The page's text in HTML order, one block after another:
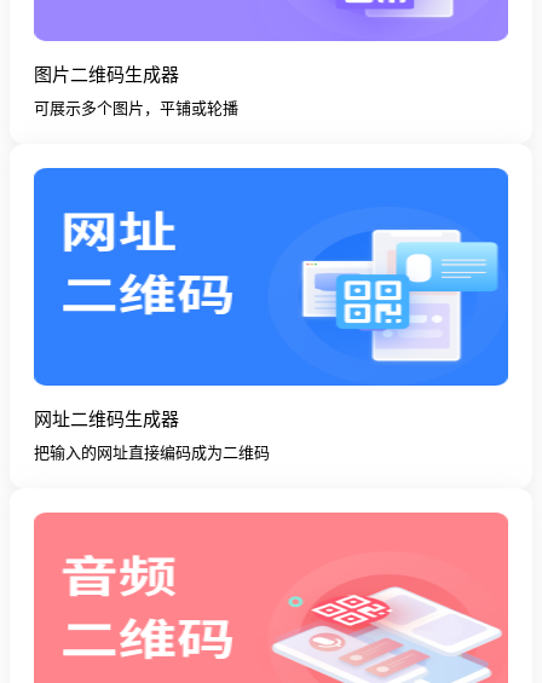
图片二维码生成器
可展示多个图片，平铺或轮播
网址二维码生成器
把输入的网址直接编码成为二维码